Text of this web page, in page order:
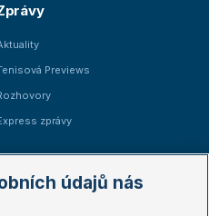
Previews
zprávy
údajů nás